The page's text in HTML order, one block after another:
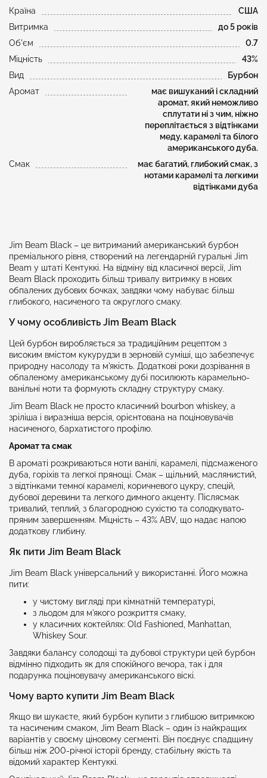
Країна
США
Витримка
до 5 років
Об'єм
0.7
Міцність
43%
Вид
Бурбон
Аромат
має вишуканий і складний
аромат, який неможливо
сплутати ні з чим, ніжно
переплітається з відтінками
меду, карамелі та білого
американського дуба.
Смак
має багатий, глибокий смак, з
нотами карамелі та легкими
відтінками дуба
Jim Beam Black – це витриманий американський бурбон
преміального рівня, створений на легендарній гуральні Jim
Beam у штаті Кентуккі. На відміну від класичної версії, Jim
Beam Black проходить більш тривалу витримку в нових
обпалених дубових бочках, завдяки чому набуває більш
глибокого, насиченого та округлого смаку.
У чому особливість Jim Beam Black
Цей бурбон виробляється за традиційним рецептом з
високим вмістом кукурудзи в зерновій суміші, що забезпечує
природну насолоду та м'якість. Додаткові роки дозрівання в
обпаленому американському дубі посилюють карамельно-
ванільні ноти та формують складну структуру смаку.
Jim Beam Black не просто класичний bourbon whiskey, а
зріліша і виразніша версія, орієнтована на поціновувачів
насиченого, бархатистого профілю.
Аромат та смак
В ароматі розкриваються ноти ванілі, карамелі, підсмаженого
дуба, горіхів та легкої прянощі. Смак – щільний, маслянистий,
з відтінками темної карамелі, коричневого цукру, спецій,
дубової деревини та легкого димного акценту. Післясмак
тривалий, теплий, з благородною сухістю та солодкувато-
пряним завершенням. Міцність – 43% ABV, що надає напою
додаткову глибину.
Як пити Jim Beam Black
Jim Beam Black універсальний у використанні. Його можна
пити:
у чистому вигляді при кімнатній температурі,
з льодом для м'якого розкриття смаку,
у класичних коктейлях: Old Fashioned, Manhattan,
Whiskey Sour.
Завдяки балансу солодощі та дубової структури цей бурбон
відмінно підходить як для спокійного вечора, так і для
подарунка поціновувачу американського віскі.
Чому варто купити Jim Beam Black
Якщо ви шукаєте, який бурбон купити з глибшою витримкою
та насиченим смаком, Jim Beam Black – один із найкращих
варіантів у своєму ціновому сегменті. Він поєднує спадщину
більш ніж 200-річної історії бренду, стабільну якість та
відомий характер Кентуккі.